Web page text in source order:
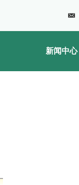

新闻中心